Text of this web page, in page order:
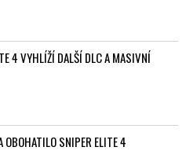
4 VYHLÍŽÍ DALŠÍ DLC A MASIVNÍ
OBOHATILO SNIPER ELITE 4